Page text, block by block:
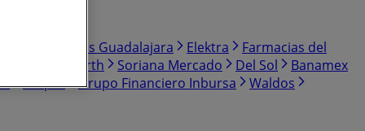
Farmacias Guadalajara Elektra
Farmacias del
Woolworth Soriana Mercado Del Sol
Banamex
Truper Grupo Financiero Inbursa
Waldos